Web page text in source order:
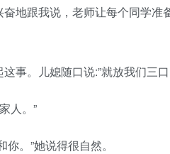
跟我说，老师让每个同学准
。儿媳随口说:”就放我们三口
人。”
。”她说得很自然。